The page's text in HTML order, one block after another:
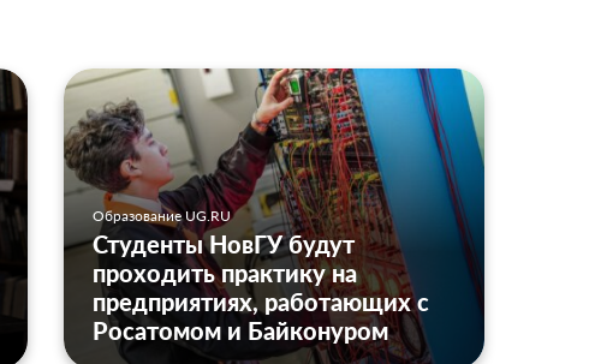
Образование UG.RU
Студенты НовГУ будут
проходить практику на
предприятиях, работающих с
Росатомом и Байконуром